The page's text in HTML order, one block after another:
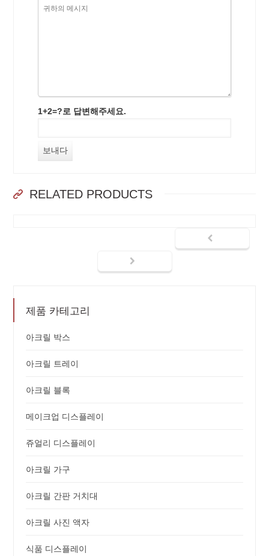
1+2=?로 답변해주세요.
RELATED PRODUCTS
제품 카테고리
아크릴 박스
아크릴 트레이
아크릴 블록
메이크업 디스플레이
쥬얼리 디스플레이
아크릴 가구
아크릴 간판 거치대
아크릴 사진 액자
식품 디스플레이